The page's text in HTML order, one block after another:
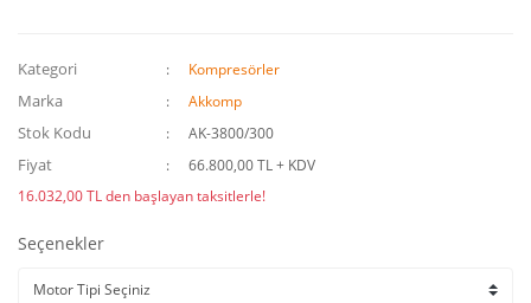
Kategori Kompresörler
Marka Akkomp
Stok Kodu AK-3800/300
Fiyat
66.800,00 TL + KDV
16.032,00 TL den başlayan taksitlerle!
Seçenekler